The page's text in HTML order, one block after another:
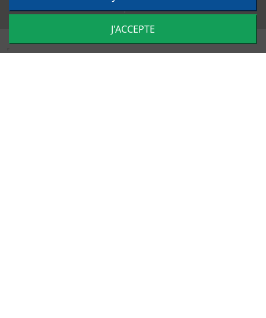
Impulsion
J'ACCEPTE